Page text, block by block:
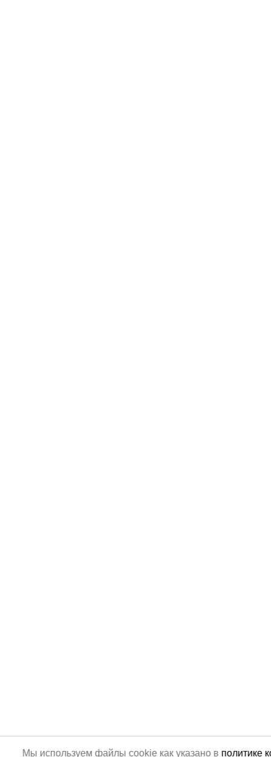
Мы используем файлы cookie как указано в политике